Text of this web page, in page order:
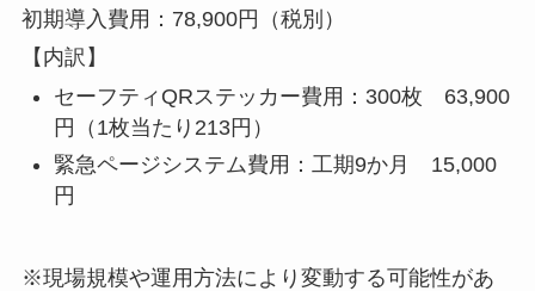
初期導入費用：78,900円（税別）
【内訳】
セーフティQRステッカー費用：300枚 63,900
円（1枚当たり213円）
緊急ページシステム費用：工期9か月 15,000
円
※現場規模や運用方法により変動する可能性があ